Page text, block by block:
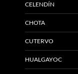
CELENDÍN
CHOTA
CUTERVO
HUALGAYOC